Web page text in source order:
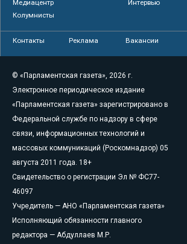
Медиацентр
Интервью
Колумнисты
Контакты Реклама Вакансии
© «Парламентская газета», 2026 г.
Электронное периодическое издание
«Парламентская газета» зарегистрировано в
Федеральной службе по надзору в сфере
связи, информационных технологий и
массовых коммуникаций (Роскомнадзор) 05
августа 2011 года. 18+
Свидетельство о регистрации Эл № ФС77-
46097
Учредитель — АНО «Парламентская газета»
Исполняющий обязанности главного
редактора — Абдуллаев М.Р.